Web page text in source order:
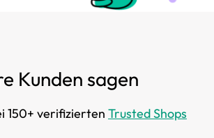
Kunden sagen
150+ verifizierten Trusted Shops